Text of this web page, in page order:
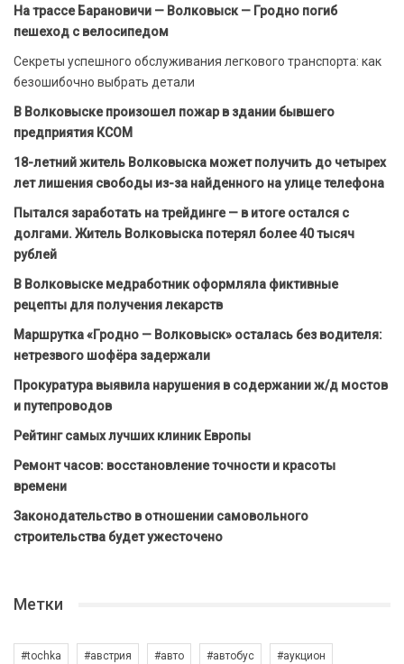
На трассе Барановичи — Волковыск — Гродно погиб
пешеход с велосипедом
Секреты успешного обслуживания легкового транспорта: как
безошибочно выбрать детали
В Волковыске произошел пожар в здании бывшего
предприятия КСОМ
18-летний житель Волковыска может получить до четырех
лет лишения свободы из-за найденного на улице телефона
Пытался заработать на трейдинге — в итоге остался с
долгами. Житель Волковыска потерял более 40 тысяч
рублей
В Волковыске медработник оформляла фиктивные
рецепты для получения лекарств
Маршрутка «Гродно — Волковыск» осталась без водителя:
нетрезвого шофёра задержали
Прокуратура выявила нарушения в содержании ж/д мостов
и путепроводов
Рейтинг самых лучших клиник Европы
Ремонт часов: восстановление точности и красоты
времени
Законодательство в отношении самовольного
строительства будет ужесточено
Метки
#tochka #австрия #авто #автобус #аукцион